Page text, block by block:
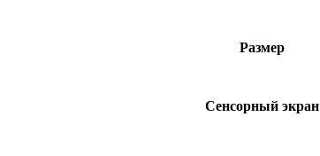
Размер
Сенсорный экран